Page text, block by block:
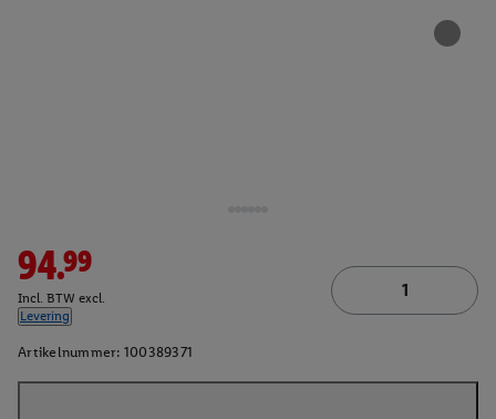
94.99
Incl. BTW excl.
Levering
Artikelnummer: 100389371